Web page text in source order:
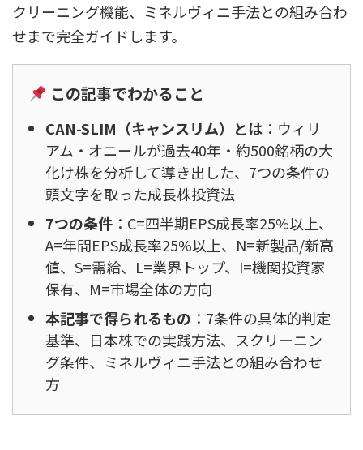
クリーニング機能、ミネルヴィニ手法との組み合わ
せまで完全ガイドします。
この記事でわかること
CAN-SLIM（キャンスリム）とは ：ウィリ
アム・オニールが過去40年・約500銘柄の大
化け株を分析して導き出した、7つの条件の
頭文字を取った成長株投資法
7つの条件 ：C=四半期EPS成長率25%以上、
A=年間EPS成長率25%以上、N=新製品/新高
値、S=需給、L=業界トップ、I=機関投資家
保有、M=市場全体の方向
本記事で得られるもの ：7条件の具体的判定
基準、日本株での実践方法、スクリーニン
グ条件、ミネルヴィニ手法との組み合わせ
方